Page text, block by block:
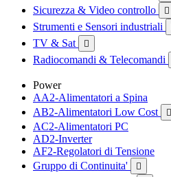
Sicurezza & Video controllo 
Strumenti e Sensori industriali
TV & Sat 
Radiocomandi & Telecomandi
Power
AA2-Alimentatori a Spina
AB2-Alimentatori Low Cost

AC2-Alimentatori PC
AD2-Inverter
AF2-Regolatori di Tensione
Gruppo di Continuita'
